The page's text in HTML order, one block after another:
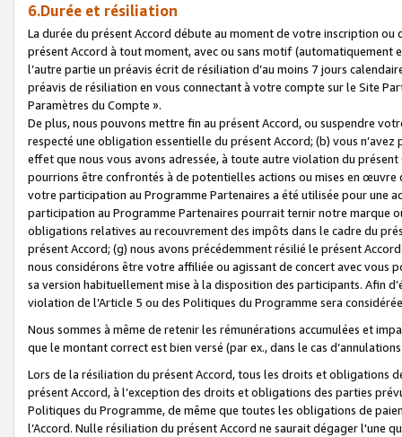
6.Durée et résiliation
La durée du présent Accord débute au moment de votre inscription
présent Accord à tout moment, avec ou sans motif (automatiquement
l’autre partie un préavis écrit de résiliation d’au moins 7 jours
préavis de résiliation en vous connectant à votre compte sur le Site
Paramètres du Compte ».
De plus, nous pouvons mettre fin au présent Accord, ou suspendre
respecté une obligation essentielle du présent Accord; (b) vous
effet que nous vous avons adressée, à toute autre violation du
pourrions être confrontés à de potentielles actions ou mises en
votre participation au Programme Partenaires a été utilisée pour une
participation au Programme Partenaires pourrait ternir notre marque
obligations relatives au recouvrement des impôts dans le cadre du
présent Accord; (g) nous avons précédemment résilié le présent
nous considérons être votre affiliée ou agissant de concert avec vous
sa version habituellement mise à la disposition des participants. Afin
violation de l’Article 5 ou des Politiques du Programme sera
Nous sommes à même de retenir les rémunérations accumulées et
que le montant correct est bien versé (par ex., dans le cas
Lors de la résiliation du présent Accord, tous les droits et obligations
présent Accord, à l’exception des droits et obligations des parties
Politiques du Programme, de même que toutes les obligations de
l’Accord. Nulle résiliation du présent Accord ne saurait dégager l'une